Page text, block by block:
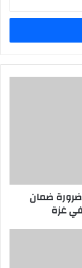
ضرورة ضمان
غزة